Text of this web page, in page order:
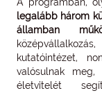
legalább három
államban
kutatóintézet,
valósulnak
életvitelét